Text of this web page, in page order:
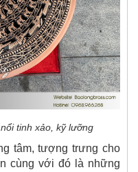
tinh xảo, kỹ lưỡng
tâm, tượng trưng cho
cùng với đó là những